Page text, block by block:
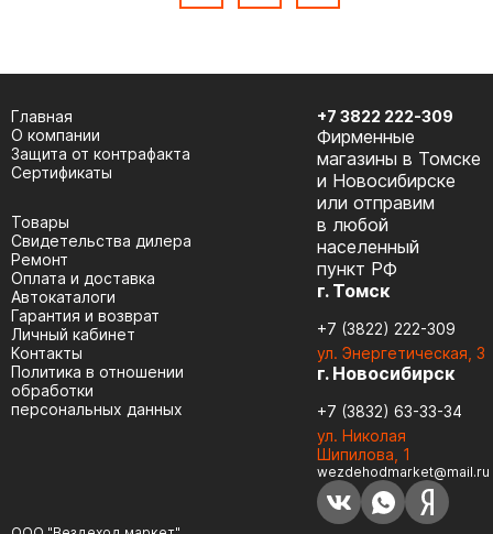
Главная
О компании
Защита от контрафакта
Сертификаты
Товары
Cвидетельства дилера
Ремонт
Оплата и доставка
Автокаталоги
Гарантия и возврат
Личный кабинет
Контакты
Политика в отношении
обработки
персональных данных
+7 3822 222-309
Фирменные
магазины в Томске
и Новосибирске
или отправим
в любой
населенный
пункт РФ
г. Томск
+7 (3822) 222-309
ул. Энергетическая, 3
г. Новосибирск
+7 (3832) 63-33-34
ул. Николая
Шипилова, 1
wezdehodmarket@mail.ru